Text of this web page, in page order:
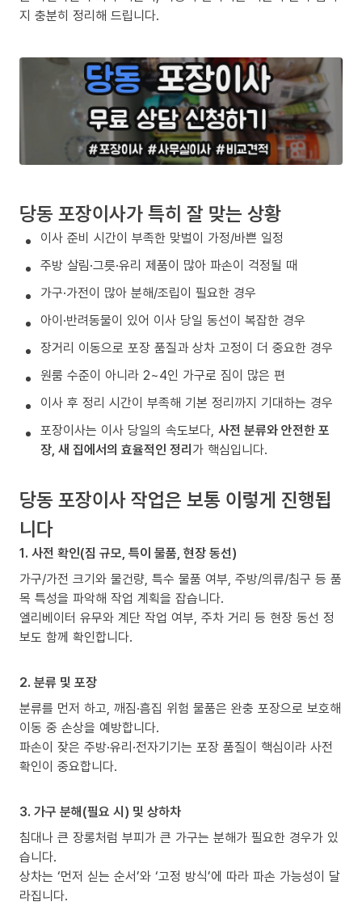
지 충분히 정리해 드립니다.
당동 포장이사가 특히 잘 맞는 상황
이사 준비 시간이 부족한 맞벌이 가정/바쁜 일정
주방 살림·그릇·유리 제품이 많아 파손이 걱정될 때
가구·가전이 많아 분해/조립이 필요한 경우
아이·반려동물이 있어 이사 당일 동선이 복잡한 경우
장거리 이동으로 포장 품질과 상차 고정이 더 중요한 경우
원룸 수준이 아니라 2~4인 가구로 짐이 많은 편
이사 후 정리 시간이 부족해 기본 정리까지 기대하는 경우
포장이사는 이사 당일의 속도보다, 사전 분류와 안전한 포
장, 새 집에서의 효율적인 정리가 핵심입니다.
당동 포장이사 작업은 보통 이렇게 진행됩
니다
1. 사전 확인(짐 규모, 특이 물품, 현장 동선)
가구/가전 크기와 물건량, 특수 물품 여부, 주방/의류/침구 등 품
목 특성을 파악해 작업 계획을 잡습니다.
엘리베이터 유무와 계단 작업 여부, 주차 거리 등 현장 동선 정
보도 함께 확인합니다.
2. 분류 및 포장
분류를 먼저 하고, 깨짐·흠집 위험 물품은 완충 포장으로 보호해
이동 중 손상을 예방합니다.
파손이 잦은 주방·유리·전자기기는 포장 품질이 핵심이라 사전
확인이 중요합니다.
3. 가구 분해(필요 시) 및 상하차
침대나 큰 장롱처럼 부피가 큰 가구는 분해가 필요한 경우가 있
습니다.
상차는 ‘먼저 싣는 순서’와 ‘고정 방식’에 따라 파손 가능성이 달
라집니다.